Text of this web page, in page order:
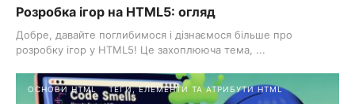
Розробка ігор на HTML5: огляд
Добре, давайте поглибимося і дізнаємося більше про
розробку ігор у HTML5! Це захоплююча тема, ...
ОСНОВИ HTML ТЕГИ, ЕЛЕМЕНТИ ТА АТРИБУТИ HTML